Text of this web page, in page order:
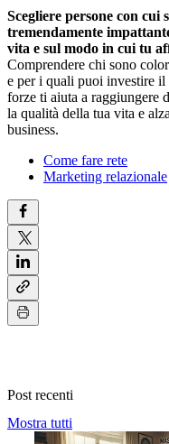
Scegliere persone con cui
tremendamente
vita e sul modo in cui tu
Comprendere chi sono
e per i quali puoi investire il
forze ti aiuta a raggiungere
la qualità della tua vita e
business.
Come fare rete
Marketing relazionale
Post recenti
Mostra tutti